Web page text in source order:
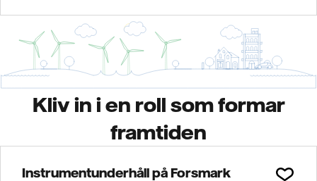
Kliv in i en roll som formar
framtiden
Instrumentunderhåll på Forsmark